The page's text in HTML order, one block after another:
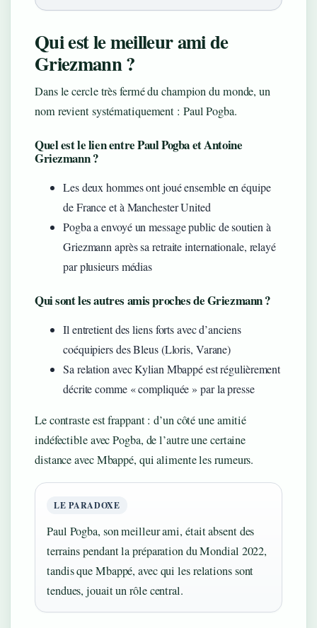
Qui est le meilleur ami de
Griezmann ?
Dans le cercle très fermé du champion du monde, un
nom revient systématiquement : Paul Pogba.
Quel est le lien entre Paul Pogba et Antoine
Griezmann ?
Les deux hommes ont joué ensemble en équipe
de France et à Manchester United
Pogba a envoyé un message public de soutien à
Griezmann après sa retraite internationale, relayé
par plusieurs médias
Qui sont les autres amis proches de Griezmann ?
Il entretient des liens forts avec d’anciens
coéquipiers des Bleus (Lloris, Varane)
Sa relation avec Kylian Mbappé est régulièrement
décrite comme « compliquée » par la presse
Le contraste est frappant : d’un côté une amitié
indéfectible avec Pogba, de l’autre une certaine
distance avec Mbappé, qui alimente les rumeurs.
LE PARADOXE
Paul Pogba, son meilleur ami, était absent des
terrains pendant la préparation du Mondial 2022,
tandis que Mbappé, avec qui les relations sont
tendues, jouait un rôle central.